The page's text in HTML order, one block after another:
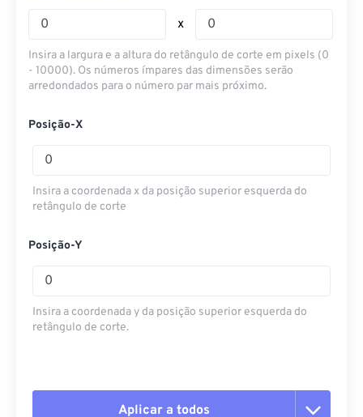
x
Insira a largura e a altura do retângulo de corte em pixels (0
- 10000). Os números ímpares das dimensões serão
arredondados para o número par mais próximo.
Posição-X
Insira a coordenada x da posição superior esquerda do
retângulo de corte
Posição-Y
Insira a coordenada y da posição superior esquerda do
retângulo de corte.
Aplicar a todos